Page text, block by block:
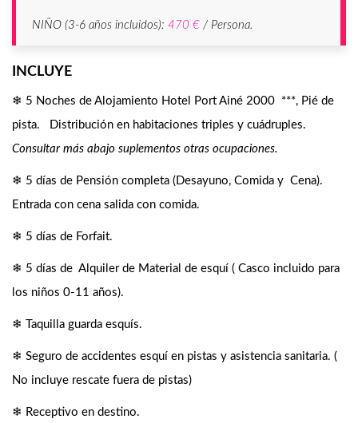
NIÑO (3-6 años incluidos): 470 € / Persona.
INCLUYE
❄ 5 Noches de Alojamiento Hotel Port Ainé 2000 ***, Pié de
pista. Distribución en habitaciones triples y cuádruples.
Consultar más abajo suplementos otras ocupaciones.
❄ 5 días de Pensión completa (Desayuno, Comida y Cena).
Entrada con cena salida con comida.
❄ 5 días de Forfait.
❄ 5 días de Alquiler de Material de esquí ( Casco incluido para
los niños 0-11 años).
❄ Taquilla guarda esquís.
❄ Seguro de accidentes esquí en pistas y asistencia sanitaria. (
No incluye rescate fuera de pistas)
❄ Receptivo en destino.